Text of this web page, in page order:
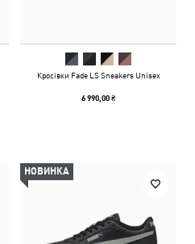
Кросівки Fade LS Sneakers Unisex
6 990,00 ₴
НОВИНКА